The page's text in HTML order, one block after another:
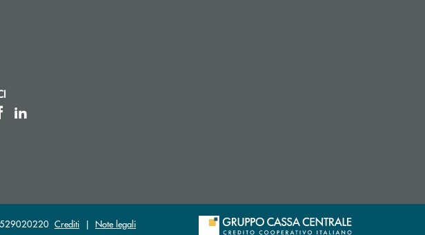
finestra
Crediti | Note legali